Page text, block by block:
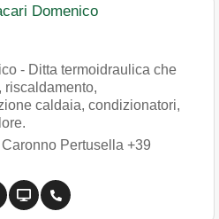
Domenico
- Ditta termoidraulica che
caldaia, condizionatori,
Caronno Pertusella +39